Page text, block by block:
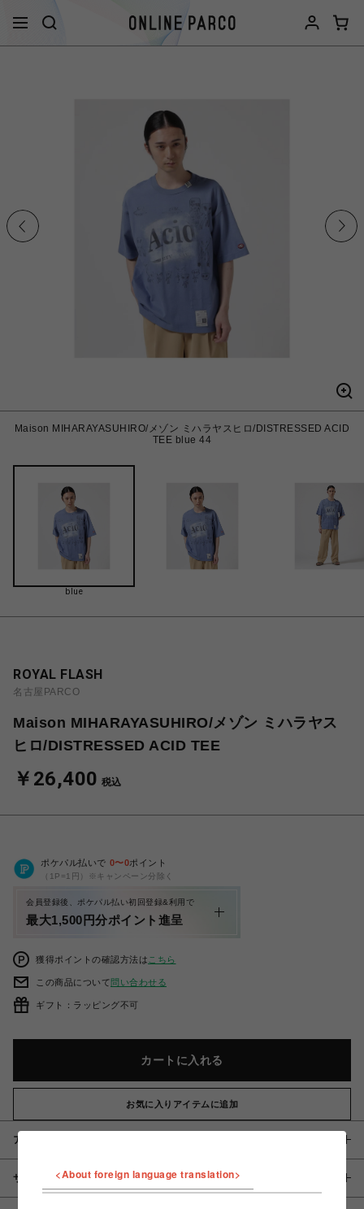
Maison MIHARAYASUHIRO/メゾン ミハラヤスヒロ/DISTRESSED ACID
TEE blue 44
blue
ROYAL FLASH
名古屋PARCO
Maison MIHARAYASUHIRO/メゾン ミハラヤス
ヒロ/DISTRESSED ACID TEE
￥26,400 税込
ポケパル払いで 0〜0ポイント
（1P=1円）※キャンペーン分除く
会員登録後、ポケパル払い初回登録&利用で
最大1,500円分ポイント進呈
獲得ポイントの確認方法は こちら
この商品について問い合わせる
ギフト：ラッピング不可
カートに入れる
お気に入りアイテムに追加
アイテム説明 / 素材
サイズ <About foreign language translation>